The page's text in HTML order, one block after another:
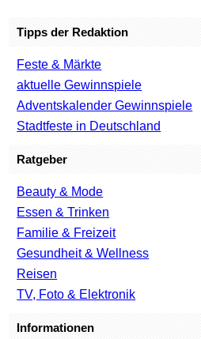
Tipps der Redaktion
Feste & Märkte
aktuelle Gewinnspiele
Adventskalender Gewinnspiele
Stadtfeste in Deutschland
Ratgeber
Beauty & Mode
Essen & Trinken
Familie & Freizeit
Gesundheit & Wellness
Reisen
TV, Foto & Elektronik
Informationen